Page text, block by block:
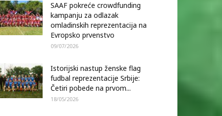
SAAF pokreće crowdfunding
kampanju za odlazak
omladinskih reprezentacija na
Evropsko prvenstvo
09/07/2026
Istorijski nastup ženske flag
fudbal reprezentacije Srbije:
Četiri pobede na prvom...
18/05/2026